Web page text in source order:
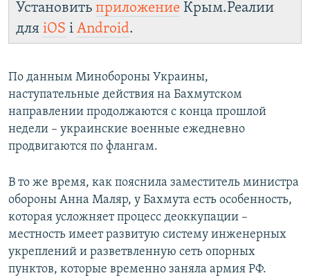
Установить приложение Крым.Реалии
для iOS і Android.
По данным Минобороны Украины,
наступательные действия на Бахмутском
направлении продолжаются с конца прошлой
недели – украинские военные ежедневно
продвигаются по флангам.
В то же время, как пояснила заместитель министра
обороны Анна Маляр, у Бахмута есть особенность,
которая усложняет процесс деоккупации –
местность имеет развитую систему инженерных
укреплений и разветвленную сеть опорных
пунктов, которые временно заняла армия РФ.